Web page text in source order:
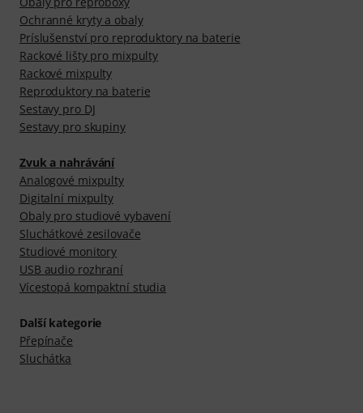
Ochranné kryty a obaly
Príslušenství pro reproduktory na baterie
Rackové lišty pro mixpulty
Rackové mixpulty
Reproduktory na baterie
Sestavy pro DJ
Sestavy pro skupiny
Zvuk a nahrávání
Analogové mixpulty
Digitalní mixpulty
Obaly pro studiové vybavení
Sluchátkové zesilovače
Studiové monitory
USB audio rozhraní
Vícestopá kompaktní studia
Další kategorie
Přepínače
Sluchátka